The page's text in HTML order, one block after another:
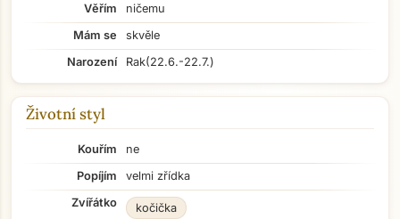
Věřím
ničemu
Mám se
skvěle
Narození
Rak(22.6.-22.7.)
Životní styl
Kouřím
ne
Popíjím
velmi zřídka
Zvířátko
kočička